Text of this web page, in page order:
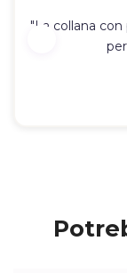
"La collana